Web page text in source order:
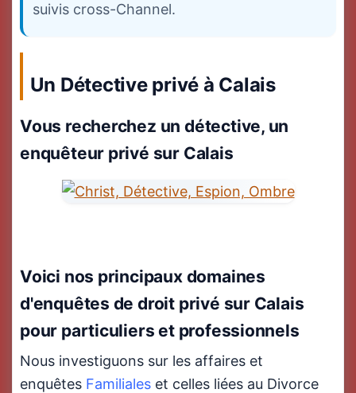
suivis cross-Channel.
Un Détective privé à Calais
Vous recherchez un détective, un
enquêteur privé sur Calais
Voici nos principaux domaines
d'enquêtes de droit privé sur Calais
pour particuliers et professionnels
Nous investiguons sur les affaires et
enquêtes Familiales et celles liées au Divorce